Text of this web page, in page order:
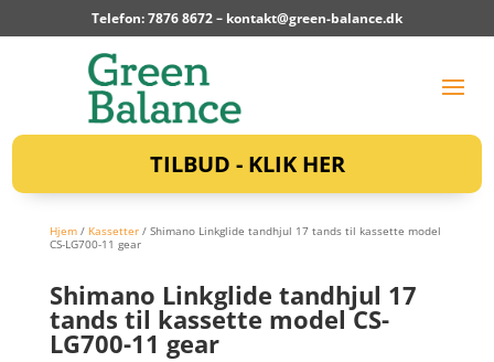
Telefon: 7876 8672 – kontakt@green-balance.dk
TILBUD - KLIK HER
Hjem/ Kassetter/ Shimano Linkglide tandhjul 17 tands til kassette model
CS-LG700-11 gear
Shimano Linkglide tandhjul 17
tands til kassette model CS-
LG700-11 gear